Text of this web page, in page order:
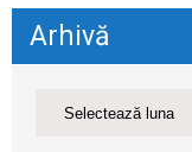
Arhivă